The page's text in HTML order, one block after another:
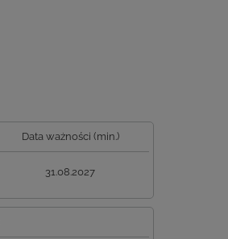
Data ważności (min.)
31.08.2027